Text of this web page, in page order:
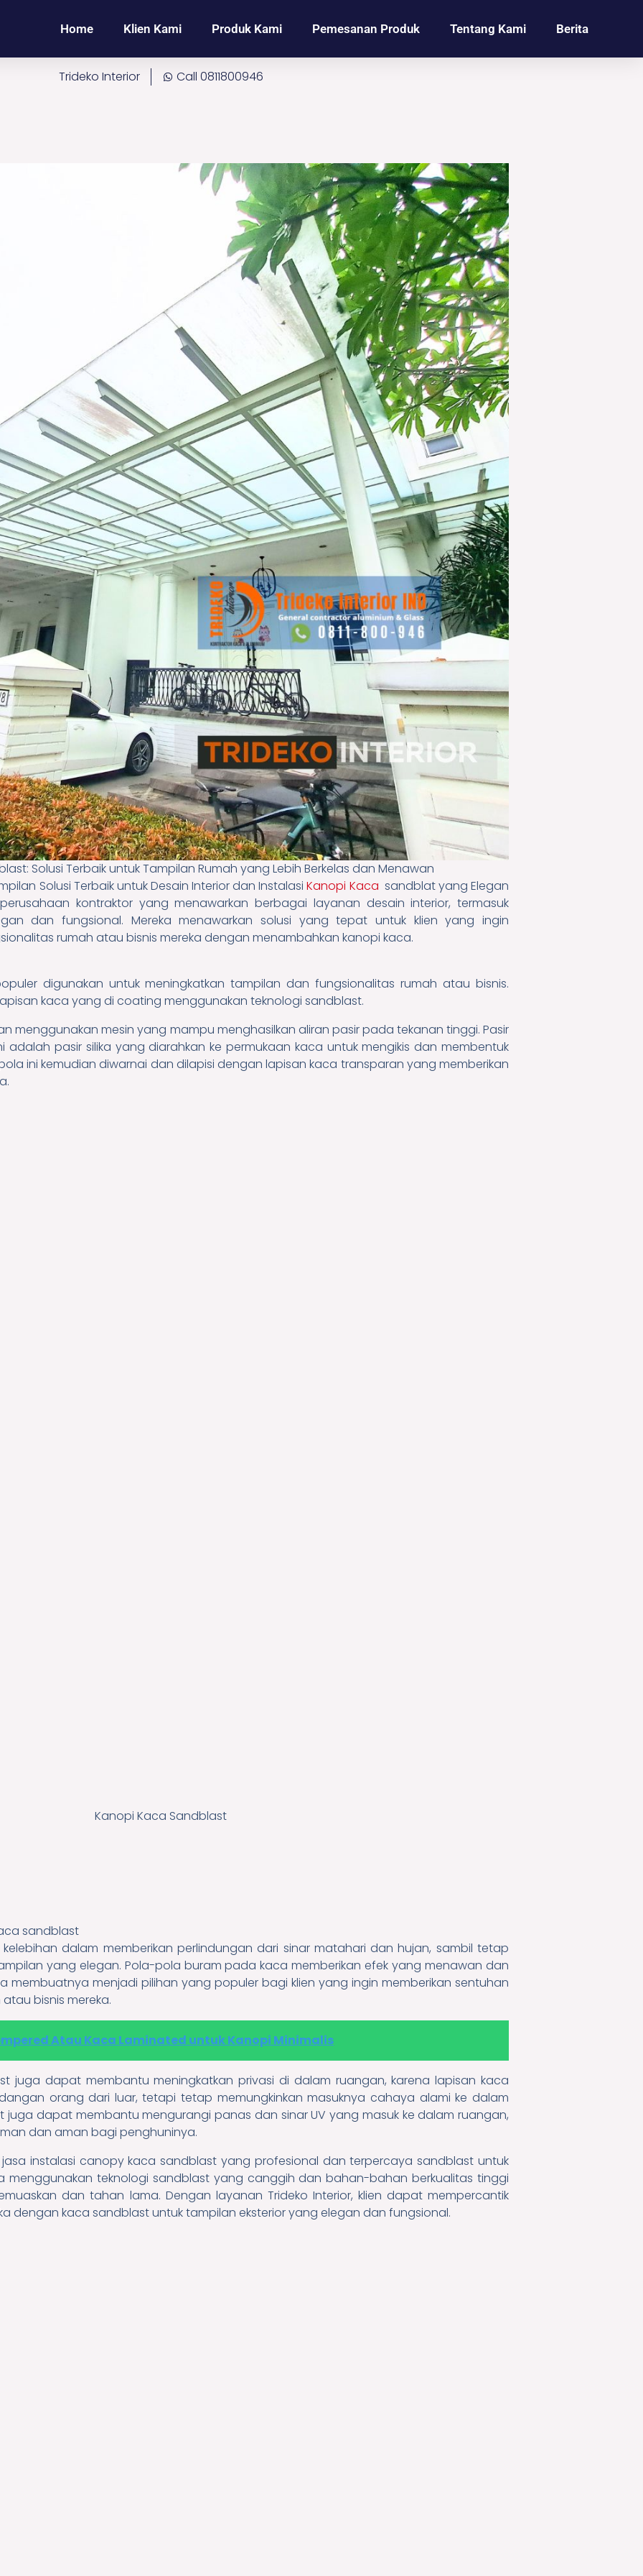
Home Klien Kami Produk Kami Pemesanan Produk Tentang Kami Berita
Trideko Interior Call 0811800946
Solusi Terbaik untuk Tampilan Rumah yang Lebih Berkelas dan Menawan
Solusi Terbaik untuk Desain Interior dan InstalasiKanopi Kaca sandblat yang Elegan
kontraktor yang menawarkan berbagai layanan desain interior, termasuk
dan fungsional. Mereka menawarkan solusi yang tepat untuk klien yang ingin
rumah atau bisnis mereka dengan menambahkan kanopi kaca.
digunakan untuk meningkatkan tampilan dan fungsionalitas rumah atau bisnis.
kaca yang di coating menggunakan teknologi sandblast.
menggunakan mesin yang mampu menghasilkan aliran pasir pada tekanan tinggi. Pasir
pasir silika yang diarahkan ke permukaan kaca untuk mengikis dan membentuk
ini kemudian diwarnai dan dilapisi dengan lapisan kaca transparan yang memberikan
Kanopi Kaca Sandblast
sandblast
dalam memberikan perlindungan dari sinar matahari dan hujan, sambil tetap
yang elegan. Pola-pola buram pada kaca memberikan efek yang menawan dan
membuatnya menjadi pilihan yang populer bagi klien yang ingin memberikan sentuhan
bisnis mereka.
Atau Kaca Laminated untuk Kanopi Minimalis
juga dapat membantu meningkatkan privasi di dalam ruangan, karena lapisan kaca
orang dari luar, tetapi tetap memungkinkan masuknya cahaya alami ke dalam
dapat membantu mengurangi panas dan sinar UV yang masuk ke dalam ruangan,
dan aman bagi penghuninya.
instalasi canopy kaca sandblast yang profesional dan terpercaya sandblast untuk
menggunakan teknologi sandblast yang canggih dan bahan-bahan berkualitas tinggi
dan tahan lama. Dengan layanan Trideko Interior, klien dapat mempercantik
dengan kaca sandblast untuk tampilan eksterior yang elegan dan fungsional.